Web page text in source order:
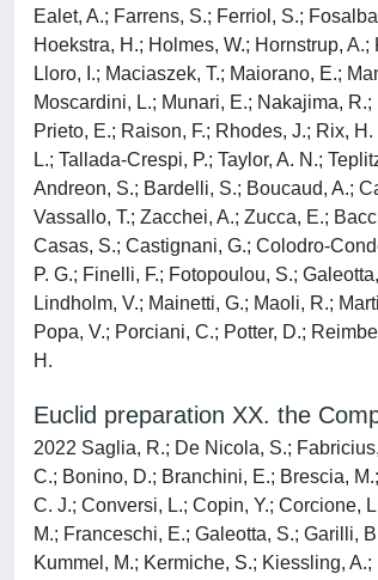
Ealet, A.; Farrens, S.; Ferriol, S.;
Hoekstra, H.; Holmes, W.; Hornstrup,
Lloro, I.; Maciaszek, T.; Maiorano, E.;
Moscardini, L.; Munari, E.; Nakajima,
Prieto, E.; Raison, F.; Rhodes, J.; Rix,
L.; Tallada-Crespi, P.; Taylor, A. N.;
Andreon, S.; Bardelli, S.; Boucaud, A.;
Vassallo, T.; Zacchei, A.; Zucca, E.;
Casas, S.; Castignani, G.; Colodro-
P. G.; Finelli, F.; Fotopoulou, S.;
Lindholm, V.; Mainetti, G.; Maoli, R.;
Popa, V.; Porciani, C.; Potter, D.;
H.
Euclid preparation XX. the
2022 Saglia, R.; De Nicola, S.;
C.; Bonino, D.; Branchini, E.; Brescia,
C. J.; Conversi, L.; Copin, Y.; Corcione,
M.; Franceschi, E.; Galeotta, S.; Garilli,
Kummel, M.; Kermiche, S.; Kiessling,